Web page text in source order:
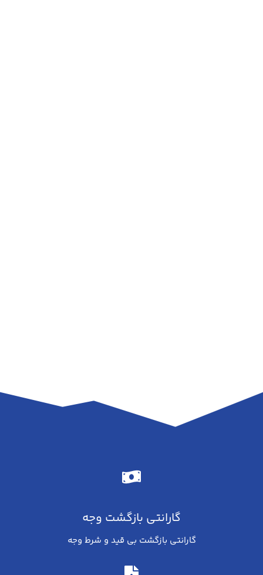
گارانتی بازگشت وجه
گارانتی بازگشت بی قید و شرط وجه